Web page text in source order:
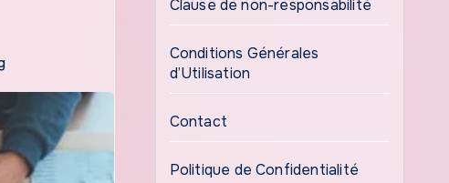
Clause de non-responsabilité
Conditions Générales
d’Utilisation
Contact
Politique de Confidentialité